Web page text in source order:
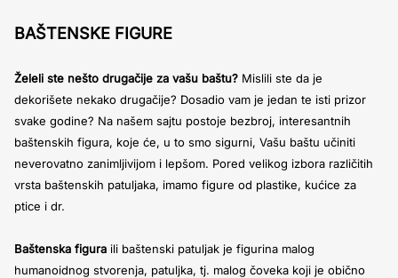
BAŠTENSKE FIGURE
Želeli ste nešto drugačije za vašu baštu? Mislili ste da je
dekorišete nekako drugačije? Dosadio vam je jedan te isti prizor
svake godine? Na našem sajtu postoje bezbroj, interesantnih
baštenskih figura, koje će, u to smo sigurni, Vašu baštu učiniti
neverovatno zanimljivijom i lepšom. Pored velikog izbora različitih
vrsta baštenskih patuljaka, imamo figure od plastike, kućice za
ptice i dr.
Baštenska figura ili baštenski patuljak je figurina malog
humanoidnog stvorenja, patuljka, tj. malog čoveka koji je obično